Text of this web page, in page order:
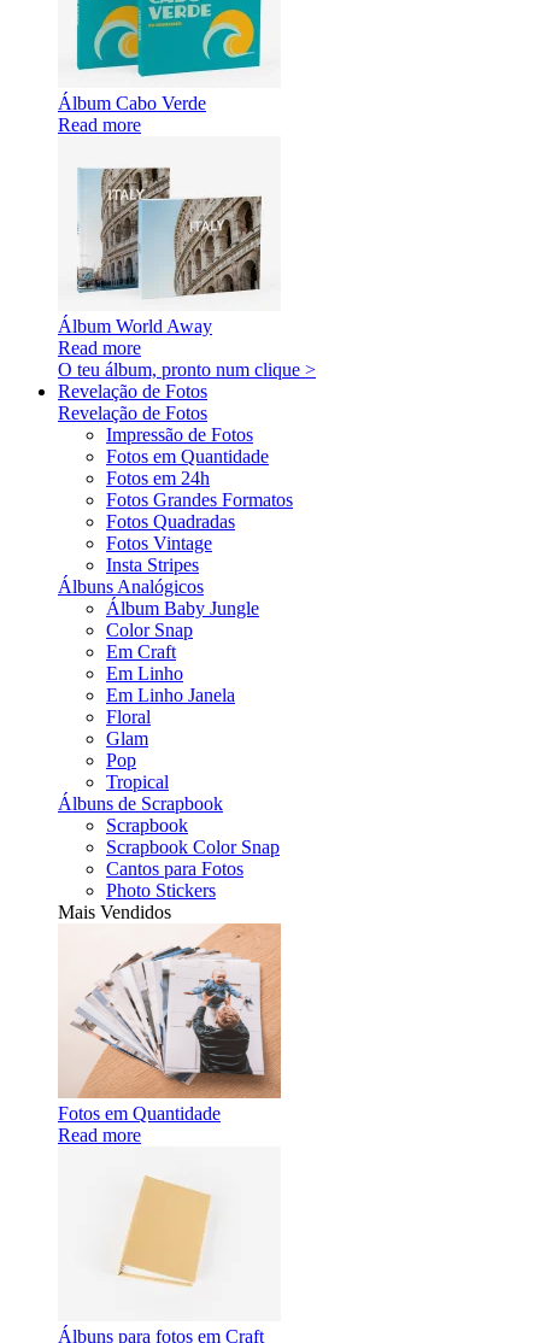
Álbum Cabo Verde
Read more
Álbum World Away
Read more
O teu álbum, pronto num clique >
Revelação de Fotos
Revelação de Fotos
Impressão de Fotos
Fotos em Quantidade
Fotos em 24h
Fotos Grandes Formatos
Fotos Quadradas
Fotos Vintage
Insta Stripes
Álbuns Analógicos
Álbum Baby Jungle
Color Snap
Em Craft
Em Linho
Em Linho Janela
Floral
Glam
Pop
Tropical
Álbuns de Scrapbook
Scrapbook
Scrapbook Color Snap
Cantos para Fotos
Photo Stickers
Mais Vendidos
Fotos em Quantidade
Read more
Álbuns para fotos em Craft